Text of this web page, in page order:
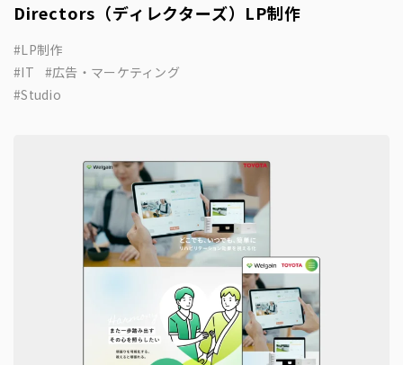
Directors（ディレクターズ）LP制作
LP制作
IT
広告・マーケティング
Studio